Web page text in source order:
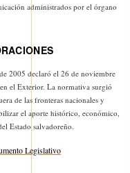
administrados por el órgano
2005 declaró el 26 de noviembre
el Exterior. La normativa surgió
de las fronteras nacionales y
el aporte histórico, económico,
Estado salvadoreño.
Legislativo